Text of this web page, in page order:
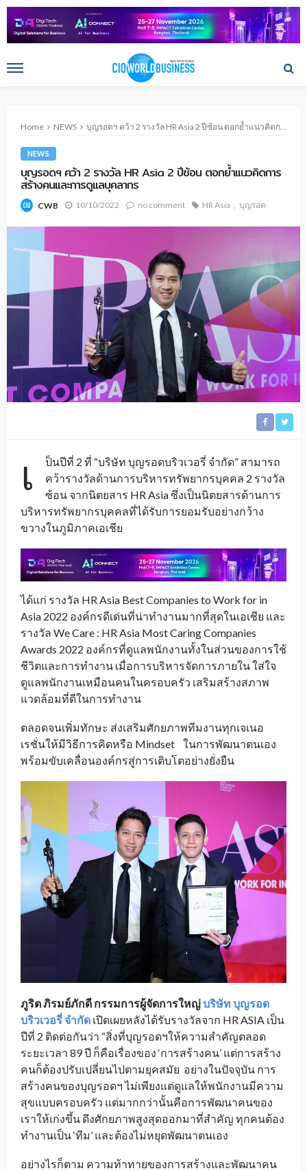
Home NEWS บุญรอดฯ คว้า 2 รางวัล HR Asia 2 ปีซ้อน ตอกย้ำแนวคิดการสร้างคนและการดูแลบุคลากร
NEWS
บุญรอดฯ คว้า 2 รางวัล HR Asia 2 ปีซ้อน ตอกย้ำแนวคิดการ
สร้างคนและการดูแลบุคลากร
CWB 10/10/2022 no comment HR Asia บุญรอด
เ
ป็นปีที่ 2 ที่ “บริษัท บุญรอดบริวเวอรี่ จำกัด” สามารถ
คว้ารางวัลด้านการบริหารทรัพยากรบุคคล 2 รางวัล
ซ้อน จากนิตยสาร HR Asia ซึ่งเป็นนิตยสารด้านการ
บริหารทรัพยากรบุคคลที่ได้รับการยอมรับอย่างกว้าง
ขวางในภูมิภาคเอเชีย
ได้แก่ รางวัล HR Asia Best Companies to Work for in
Asia 2022 องค์กรดีเด่นที่น่าทำงานมากที่สุดในเอเชีย และ
รางวัล We Care : HR Asia Most Caring Companies
Awards 2022 องค์กรที่ดูแลพนักงานทั้งในส่วนของการใช้
ชีวิตและการทำงาน เมื่อการบริหารจัดการภายใน ใส่ใจ
ดูแลพนักงานเหมือนคนในครอบครัว เสริมสร้างสภาพ
แวดล้อมที่ดีในการทำงาน
ตลอดจนเพิ่มทักษะ ส่งเสริมศักยภาพทีมงานทุกเจเนอ
เรชั่นให้มีวิธีการคิดหรือ Mindset ในการพัฒนาตนเอง
พร้อมขับเคลื่อนองค์กรสู่การเติบโตอย่างยั่งยืน
ภูริต ภิรมย์ภักดี กรรมการผู้จัดการใหญ่บริษัท บุญรอด
บริวเวอรี่ จำกัด เปิดเผยหลังได้รับรางวัลจาก HR ASIA เป็น
ปีที่ 2 ติดต่อกันว่า “สิ่งที่บุญรอดฯให้ความสำคัญตลอด
ระยะเวลา 89 ปี ก็คือเรื่องของ ‘การสร้างคน’ แต่การสร้าง
คนก็ต้องปรับเปลี่ยนไปตามยุคสมัย อย่างในปัจจุบัน การ
สร้างคนของบุญรอดฯ ไม่เพียงแต่ดูแลให้พนักงานมีความ
สุขแบบครอบครัว แต่มากกว่านั้นคือการพัฒนาคนของ
เราให้เก่งขึ้น ดึงศักยภาพสูงสุดออกมาที่สำคัญ ทุกคนต้อง
ทำงานเป็น ‘ทีม’ และต้องไม่หยุดพัฒนาตนเอง
อย่างไรก็ตาม ความท้าทายของการสร้างและพัฒนาคน